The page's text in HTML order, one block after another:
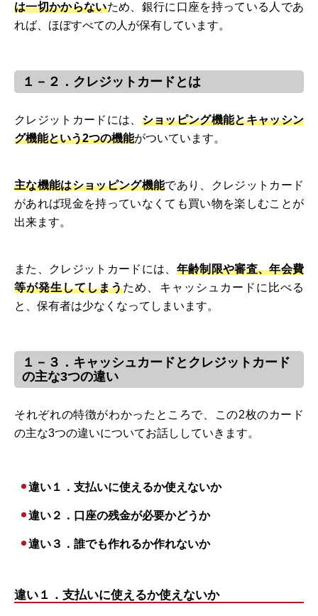
は一切かからないため、銀行に口座を持っている人であ
れば、ほぼすべての人が保有しています。
１－２．クレジットカードとは
クレジットカードには、 ショッピング機能とキャッシン
グ機能という2つの機能がついています。
主な機能はショッピング機能であり、クレジットカード
があれば現金を持っていなくても買い物を楽しむことが
出来ます。
また、クレジットカードには、 年齢制限や審査、年会費
等が発生してしまうため、キャッシュカードに比べる
と、保有者は少なくなってしまいます。
１－３．キャッシュカードとクレジットカード
の主な3つの違い
それぞれの特徴がわかったところで、この2枚のカード
の主な3つの違いについてお話ししていきます。
違い１．支払いに使えるか使えないか
違い２．口座の残金が必要かどうか
違い３．誰でも作れるか作れないか
違い１．支払いに使えるか使えないか